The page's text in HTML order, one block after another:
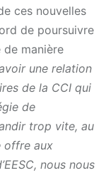
ces nouvelles
de poursuivre
de manière
une relation
de la CCI qui
de
trop vite, au
offre aux
nous nous